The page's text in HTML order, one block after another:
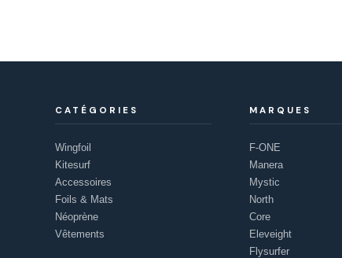
CATÉGORIES
Wingfoil
Kitesurf
Accessoires
Foils & Mats
Néoprène
Vêtements
MARQUES
F-ONE
Manera
Mystic
North
Core
Eleveight
Flysurfer